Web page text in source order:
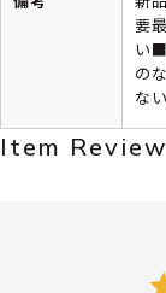
要
い
の
な
Item Review